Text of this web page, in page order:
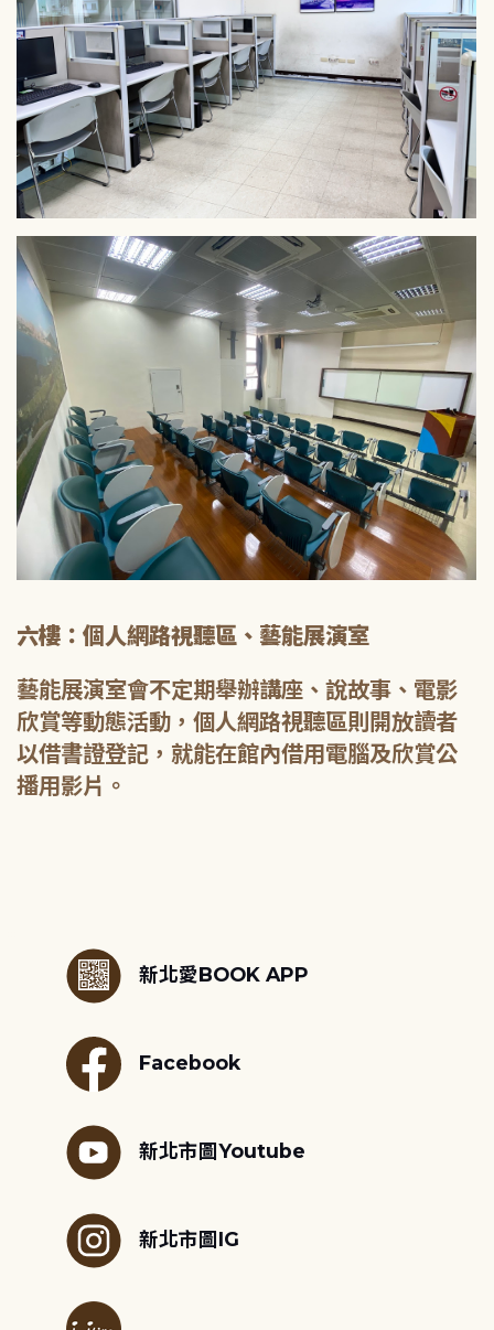
六樓：個人網路視聽區、藝能展演室
藝能展演室會不定期舉辦講座、說故事、電影
欣賞等動態活動，個人網路視聽區則開放讀者
以借書證登記，就能在館內借用電腦及欣賞公
播用影片。
新北愛BOOK APP
Facebook
新北市圖Youtube
新北市圖IG